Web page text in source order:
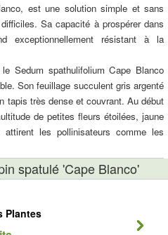
est une solution simple et sans
Sa capacité à prospérer dans
exceptionnellement résistant à la
Sedum spathulifolium Cape Blanco
Son feuillage succulent gris argenté
tapis très dense et couvrant. Au début
de petites fleurs étoilées, jaune
les pollinisateurs comme les
spatulé 'Cape Blanco'
Plantes